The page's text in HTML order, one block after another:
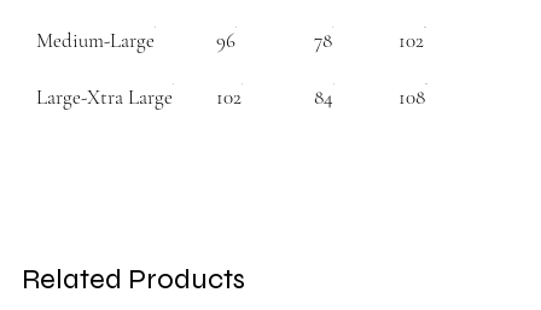
Medium-Large 96 78 102
Large-Xtra Large 102 84 108
Related Products